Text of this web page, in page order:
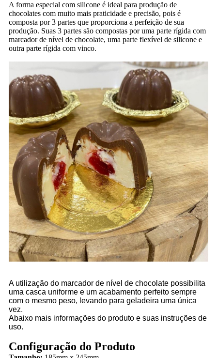
A forma especial com silicone é ideal para produção de
chocolates com muito mais praticidade e precisão, pois é
composta por 3 partes que proporciona a perfeição de sua
produção. Suas 3 partes são compostas por uma parte rígida com
marcador de nível de chocolate, uma parte flexível de silicone e
outra parte rígida com vinco.
A utilização do marcador de nível de chocolate possibilita
uma casca uniforme e um acabamento perfeito sempre
com o mesmo peso, levando para geladeira uma única
vez.
Abaixo mais informações do produto e suas instruções de
uso.
Configuração do Produto